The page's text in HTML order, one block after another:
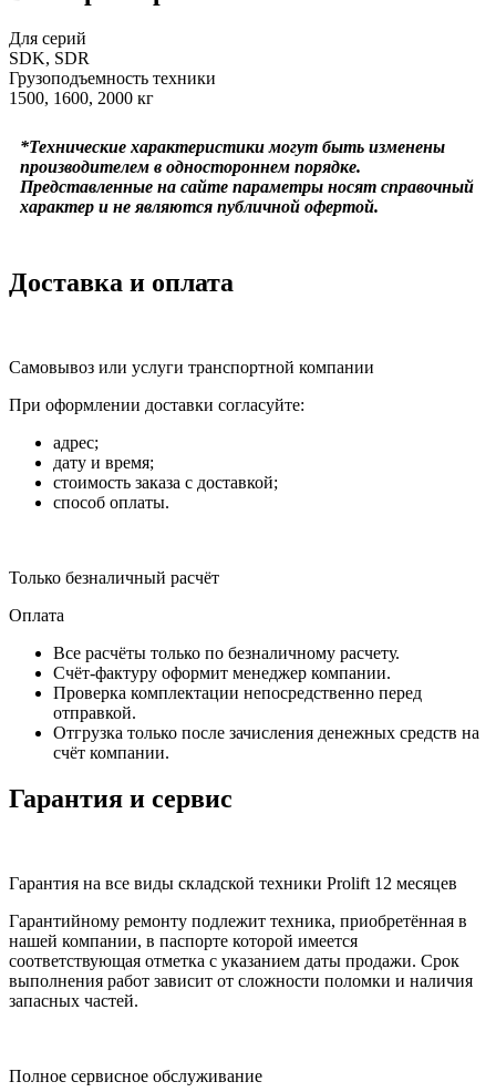
Для серий
SDK, SDR
Грузоподъемность техники
1500, 1600, 2000 кг
*Технические характеристики могут быть изменены
производителем в одностороннем порядке.
Представленные на сайте параметры носят справочный
характер и не являются публичной офертой.
Доставка и оплата
Самовывоз или услуги транспортной компании
При оформлении доставки согласуйте:
адрес;
дату и время;
стоимость заказа с доставкой;
способ оплаты.
Только безналичный расчёт
Оплата
Все расчёты только по безналичному расчету.
Счёт-фактуру оформит менеджер компании.
Проверка комплектации непосредственно перед
отправкой.
Отгрузка только после зачисления денежных средств на
счёт компании.
Гарантия и сервис
Гарантия на все виды складской техники Prolift 12 месяцев
Гарантийному ремонту подлежит техника, приобретённая в
нашей компании, в паспорте которой имеется
соответствующая отметка с указанием даты продажи. Срок
выполнения работ зависит от сложности поломки и наличия
запасных частей.
Полное сервисное обслуживание